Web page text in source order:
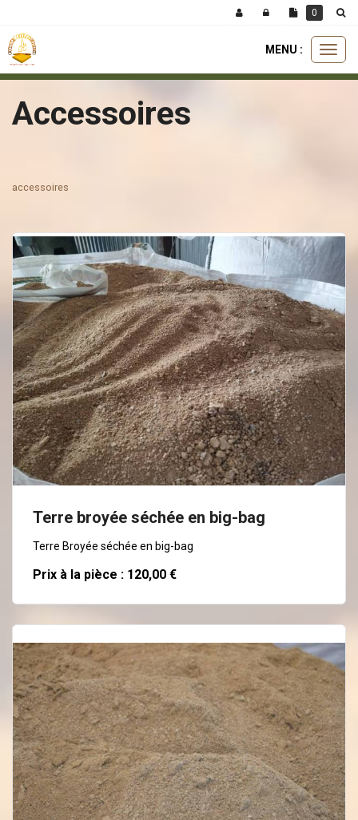
MENU :
Accessoires
accessoires
Terre broyée séchée en big-bag
Terre Broyée séchée en big-bag
Prix à la pièce : 120,00 €
En savoir plus
0